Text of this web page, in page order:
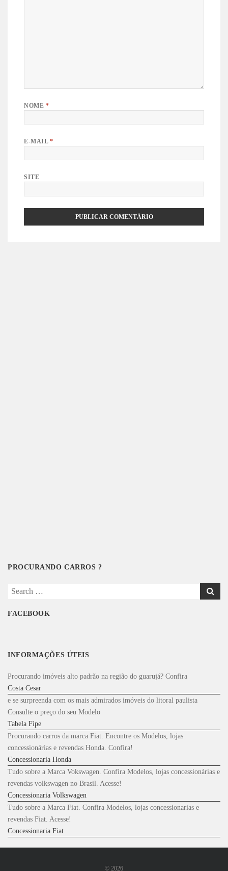
NOME *
E-MAIL *
SITE
PROCURANDO CARROS ?
Search
FACEBOOK
INFORMAÇÕES ÚTEIS
Procurando imóveis alto padrão na região do guarujá? Confira
Costa Cesar
e se surpreenda com os mais admirados imóveis do litoral paulista
Consulte o preço do seu Modelo
Tabela Fipe
Procurando carros da marca Fiat. Encontre os Modelos, lojas
concessionárias e revendas Honda. Confira!
Concessionaria Honda
Tudo sobre a Marca Vokswagen. Confira Modelos, lojas concessionárias e
revendas volkswagen no Brasil. Acesse!
Concessionaria Volkswagen
Tudo sobre a Marca Fiat. Confira Modelos, lojas concessionarias e
revendas Fiat. Acesse!
Concessionaria Fiat
© 2026